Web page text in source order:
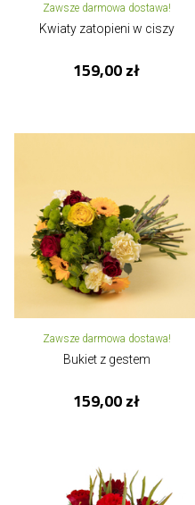
Zawsze darmowa dostawa!
Kwiaty zatopieni w ciszy
159,00 zł
Zawsze darmowa dostawa!
Bukiet z gestem
159,00 zł